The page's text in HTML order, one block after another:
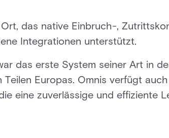
das native Einbruch-,
Integrationen unterstützt.
das erste System seiner Art in
Europas. Omnis verfügt
eine zuverlässige und effiziente